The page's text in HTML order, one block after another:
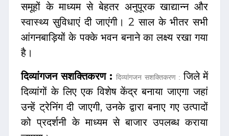
समूहों के माध्यम से बेहतर अनुपूरक खाद्यान्न और
स्वास्थ्य सुविधाएं दी जाएंगी। 2 साल के भीतर सभी
आंगनबाड़ियों के पक्के भवन बनाने का लक्ष्य रखा गया
है।
दिव्यांगजन सशक्तिकरण :दिव्यांगजन सशक्तिकरण : जिले में
दिव्यांगों के लिए एक विशेष केंद्र बनाया जाएगा जहां
उन्हें ट्रेनिंग दी जाएगी, उनके द्वारा बनाए गए उत्पादों
को प्रदर्शनी के माध्यम से बाजार उपलब्ध कराया